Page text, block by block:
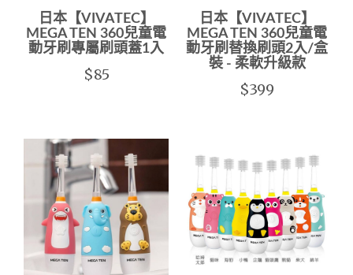
日本【VIVATEC】
MEGA TEN 360兒童電
動牙刷專屬刷頭蓋1入
$85
日本【VIVATEC】
MEGA TEN 360兒童電
動牙刷替換刷頭2入/盒
裝 - 柔軟升級款
$399